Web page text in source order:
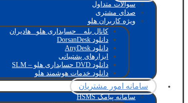
سوالات متداول
صدای مشتری
ویژه کاربران هلو
کانال بله _ حسابداری هلو_ هادیران
دانلود DorsanDesk
دانلود AnyDesk
ابزارهای پشتیبانی
دانلود DVD حسابداری هلو – SLM
دانلود خدمات هوشمند هلو
سامانه امور مشتریان
سامانه پیامک HSMS